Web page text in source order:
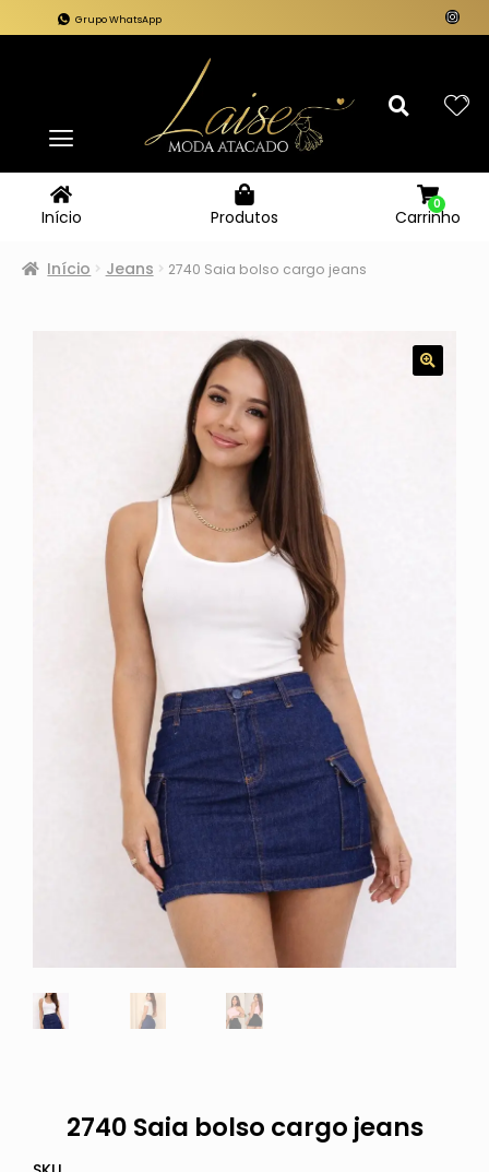
Grupo WhatsApp
Início Produtos Carrinho
0
Início Jeans 2740 Saia bolso cargo jeans
2740 Saia bolso cargo jeans